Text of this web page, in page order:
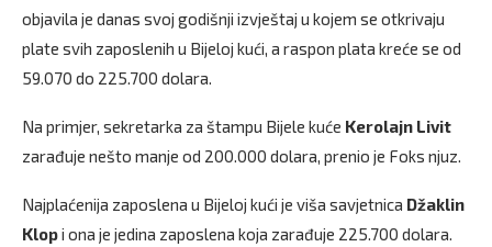
objavila je danas svoj godišnji izvještaj u kojem se otkrivaju
plate svih zaposlenih u Bijeloj kući, a raspon plata kreće se od
59.070 do 225.700 dolara.
Na primjer, sekretarka za štampu Bijele kuće Kerolajn Livit
zarađuje nešto manje od 200.000 dolara, prenio je Foks njuz.
Najplaćenija zaposlena u Bijeloj kući je viša savjetnica Džaklin
Klopi ona je jedina zaposlena koja zarađuje 225.700 dolara.